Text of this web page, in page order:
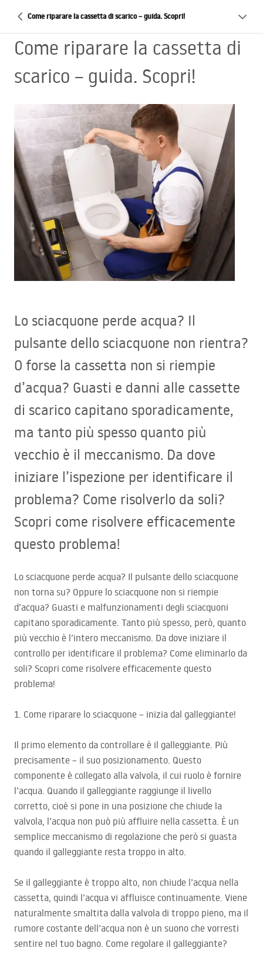
Come riparare la cassetta di scarico – guida. Scopri!
Come riparare la cassetta di
scarico – guida. Scopri!
Lo sciacquone perde acqua? Il
pulsante dello sciacquone non rientra?
O forse la cassetta non si riempie
d’acqua? Guasti e danni alle cassette
di scarico capitano sporadicamente,
ma tanto più spesso quanto più
vecchio è il meccanismo. Da dove
iniziare l’ispezione per identificare il
problema? Come risolverlo da soli?
Scopri come risolvere efficacemente
questo problema!
Lo sciacquone perde acqua? Il pulsante dello sciacquone
non torna su? Oppure lo sciacquone non si riempie
d’acqua? Guasti e malfunzionamenti degli sciacquoni
capitano sporadicamente. Tanto più spesso, però, quanto
più vecchio è l’intero meccanismo. Da dove iniziare il
controllo per identificare il problema? Come eliminarlo da
soli? Scopri come risolvere efficacemente questo
problema!
1. Come riparare lo sciacquone – inizia dal galleggiante!
Il primo elemento da controllare è il galleggiante. Più
precisamente – il suo posizionamento. Questo
componente è collegato alla valvola, il cui ruolo è fornire
l’acqua. Quando il galleggiante raggiunge il livello
corretto, cioè si pone in una posizione che chiude la
valvola, l’acqua non può più affluire nella cassetta. È un
semplice meccanismo di regolazione che però si guasta
quando il galleggiante resta troppo in alto.
Se il galleggiante è troppo alto, non chiude l’acqua nella
cassetta, quindi l’acqua vi affluisce continuamente. Viene
naturalmente smaltita dalla valvola di troppo pieno, ma il
rumore costante dell’acqua non è un suono che vorresti
sentire nel tuo bagno. Come regolare il galleggiante?